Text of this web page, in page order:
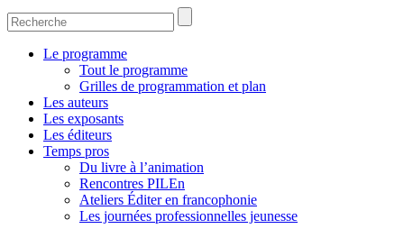
Le programme
Tout le programme
Grilles de programmation et plan
Les auteurs
Les exposants
Les éditeurs
Temps pros
Du livre à l’animation
Rencontres PILEn
Ateliers Éditer en francophonie
Les journées professionnelles jeunesse